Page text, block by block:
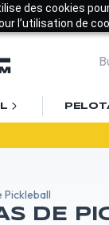
des cookies
l’utilisation de
Pickleball
DE